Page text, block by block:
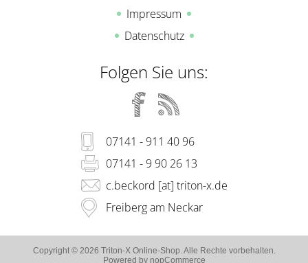
Impressum
Datenschutz
Folgen Sie uns:
07141 - 911 40 96
07141 - 9 90 26 13
c.beckord [at] triton-x.de
Freiberg am Neckar
Copyright © 2026 Triton-X Online-Shop. Alle Rechte vorbehalten.
Powered by nopCommerce